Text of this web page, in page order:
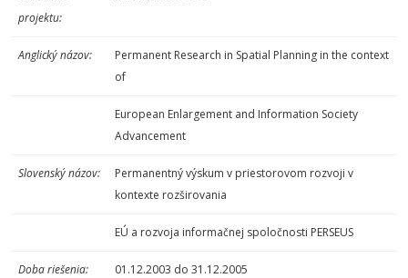
projektu:
Anglický názov:
Permanent Research in Spatial Planning in the context
of
European Enlargement and Information Society
Advancement
Slovenský názov:
Permanentný výskum v priestorovom rozvoji v
kontexte rozširovania
EÚ a rozvoja informačnej spoločnosti PERSEUS
Doba riešenia: 01.12.2003 do 31.12.2005